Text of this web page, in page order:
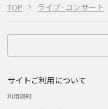
TOP ライブ･コンサート
サイトご利用について
利用規約